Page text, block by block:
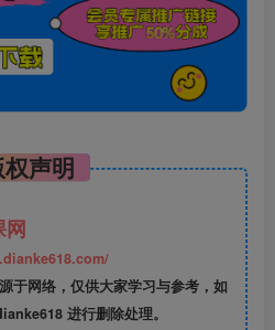
声明
网
于网络，仅供大家学习与参考，如
进行删除处理。